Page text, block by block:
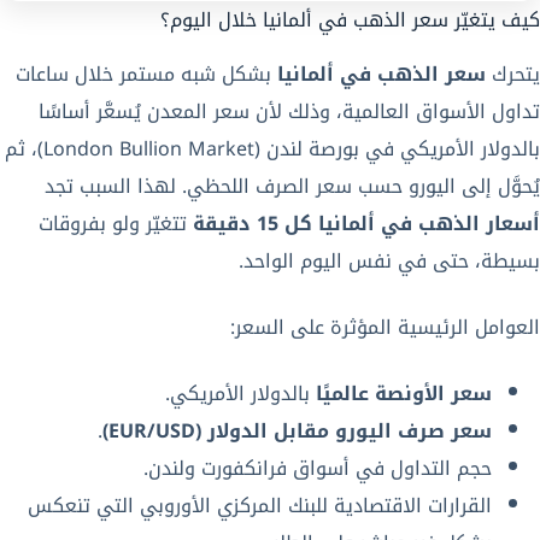
كيف يتغيّر سعر الذهب في ألمانيا خلال اليوم؟
يتحرك سعر الذهب في ألمانيا بشكل شبه مستمر خلال ساعات
تداول الأسواق العالمية، وذلك لأن سعر المعدن يُسعَّر أساسًا
بالدولار الأمريكي في بورصة لندن (London Bullion Market)، ثم
يُحوَّل إلى اليورو حسب سعر الصرف اللحظي. لهذا السبب تجد
أسعار الذهب في ألمانيا كل 15 دقيقة
تتغيّر ولو بفروقات
بسيطة، حتى في نفس اليوم الواحد.
العوامل الرئيسية المؤثرة على السعر:
سعر الأونصة عالميًا بالدولار الأمريكي.
سعر صرف اليورو مقابل الدولار (EUR/USD)
.
حجم التداول في أسواق فرانكفورت ولندن.
القرارات الاقتصادية للبنك المركزي الأوروبي التي تنعكس